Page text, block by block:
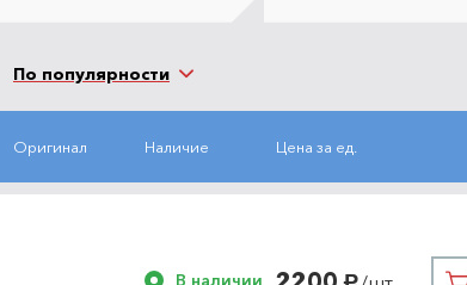
По популярности
Оригинал Наличие Цена за ед.
В наличии руб.